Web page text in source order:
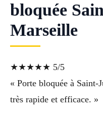
bloquée
Marseille
★★★★★ 5/5
« Porte bloquée à
très rapide et efficace. »